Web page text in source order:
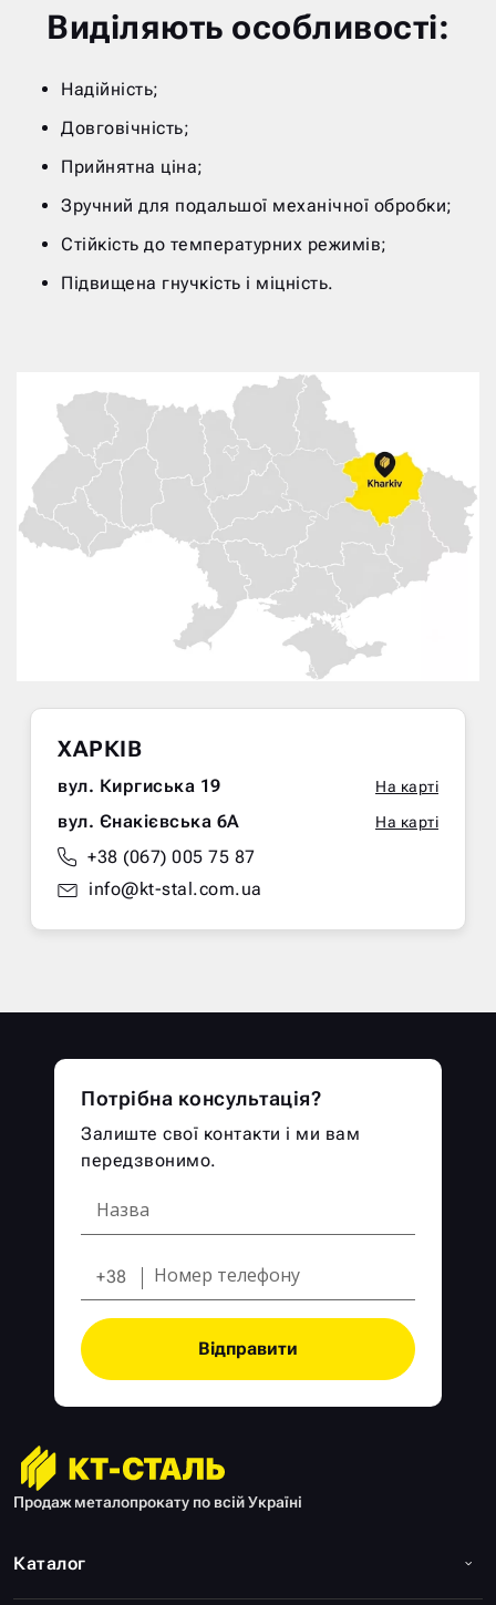
Виділяють особливості:
Надійність;
Довговічність;
Прийнятна ціна;
Зручний для подальшої механічної обробки;
Стійкість до температурних режимів;
Підвищена гнучкість і міцність.
ХАРКІВ
вул. Киргиська 19 На карті
вул. Єнакієвська 6А На карті
+38 (067) 005 75 87
info@kt-stal.com.ua
Продаж металопрокату по всій Україні
Каталог
Потрібна консультація?
Залиште свої контакти і ми вам
передзвонимо.
+38
Відправити